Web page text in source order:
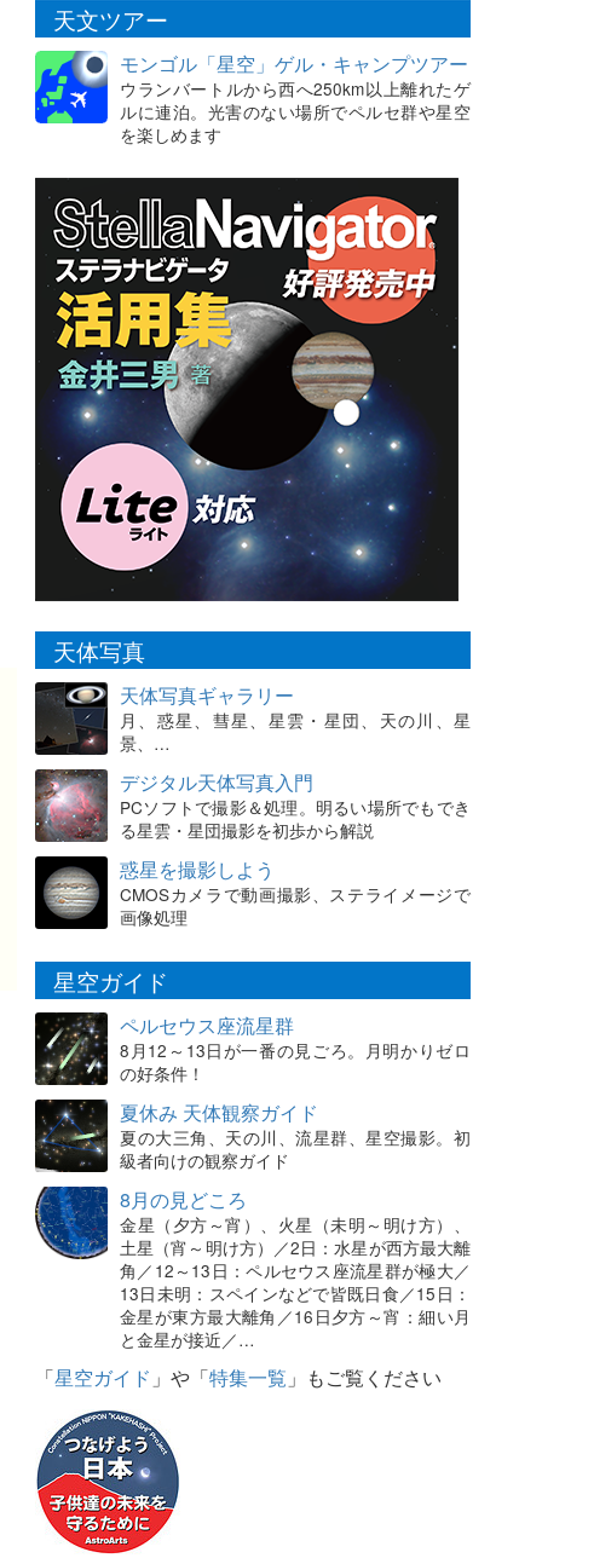
天文ツアー
モンゴル「星空」ゲル・キャンプツアー
ウランバートルから西へ250km以上離れたゲ
ルに連泊。光害のない場所でペルセ群や星空
を楽しめます
天体写真
天体写真ギャラリー
月、惑星、彗星、星雲・星団、天の川、星
景、…
デジタル天体写真入門
PCソフトで撮影＆処理。明るい場所でもでき
る星雲・星団撮影を初歩から解説
惑星を撮影しよう
CMOSカメラで動画撮影、ステライメージで
画像処理
星空ガイド
ペルセウス座流星群
8月12～13日が一番の見ごろ。月明かりゼロ
の好条件！
夏休み 天体観察ガイド
夏の大三角、天の川、流星群、星空撮影。初
級者向けの観察ガイド
8月の見どころ
金星（夕方～宵）、火星（未明～明け方）、
土星（宵～明け方）／2日：水星が西方最大離
角／12～13日：ペルセウス座流星群が極大／
13日未明：スペインなどで皆既日食／15日：
金星が東方最大離角／16日夕方～宵：細い月
と金星が接近／…
「星空ガイド 」や「特集一覧 」もご覧ください